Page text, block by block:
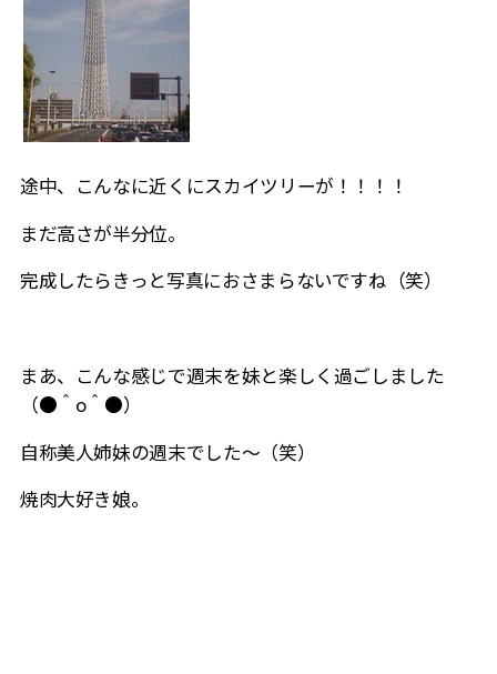
途中、こんなに近くにスカイツリーが！！！！
まだ高さが半分位。
完成したらきっと写真におさまらないですね（笑）
まあ、こんな感じで週末を妹と楽しく過ごしました
（●＾o＾●）
自称美人姉妹の週末でした～（笑）
焼肉大好き娘。